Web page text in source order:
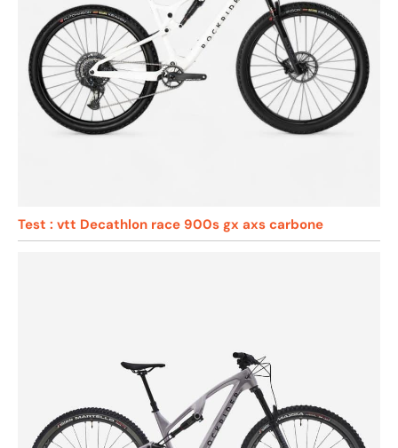
Test : vtt Decathlon race 900s gx axs carbone